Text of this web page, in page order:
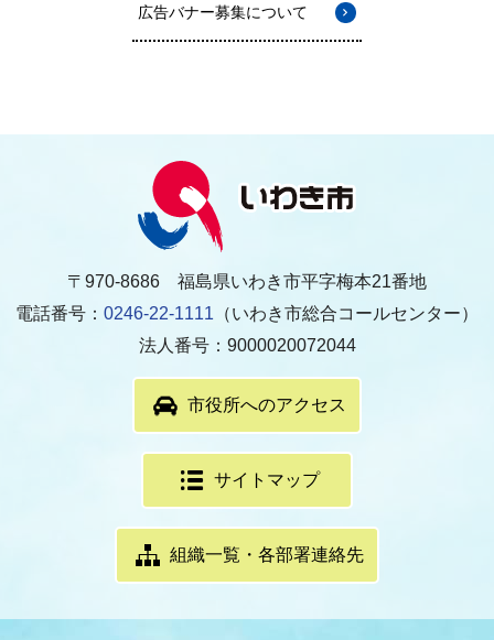
広告バナー募集について
〒970-8686 福島県いわき市平字梅本21番地
電話番号： 0246-22-1111 （いわき市総合コールセンター）
法人番号：9000020072044
市役所へのアクセス
サイトマップ
組織一覧・各部署連絡先